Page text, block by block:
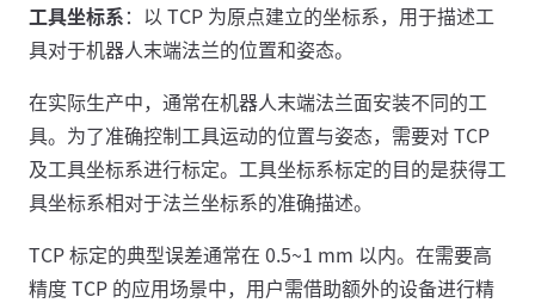
工具坐标系：以 TCP 为原点建立的坐标系，用于描述工
具对于机器人末端法兰的位置和姿态。
在实际生产中，通常在机器人末端法兰面安装不同的工
具。为了准确控制工具运动的位置与姿态，需要对 TCP
及工具坐标系进行标定。工具坐标系标定的目的是获得工
具坐标系相对于法兰坐标系的准确描述。
TCP 标定的典型误差通常在 0.5~1 mm 以内。在需要高
精度 TCP 的应用场景中，用户需借助额外的设备进行精